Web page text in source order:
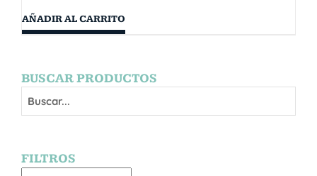
AÑADIR AL CARRITO
BUSCAR PRODUCTOS
FILTROS